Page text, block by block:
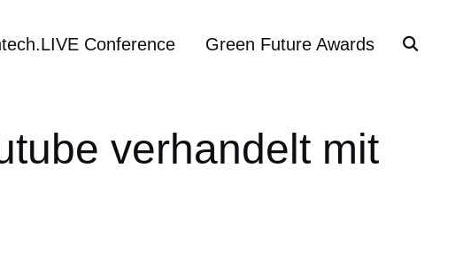
Conference Green Future Awards
verhandelt mit